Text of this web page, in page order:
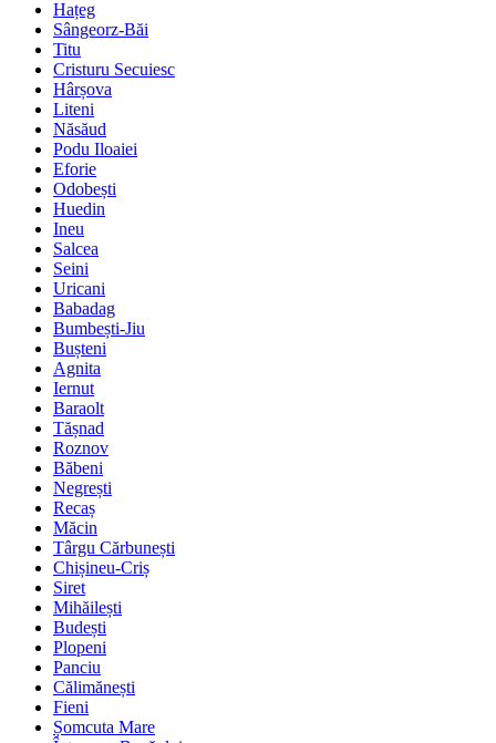
Hațeg
Sângeorz-Băi
Titu
Cristuru Secuiesc
Hârșova
Liteni
Năsăud
Podu Iloaiei
Eforie
Odobești
Huedin
Ineu
Salcea
Seini
Uricani
Babadag
Bumbești-Jiu
Bușteni
Agnita
Iernut
Baraolt
Tășnad
Roznov
Băbeni
Negrești
Recaș
Măcin
Târgu Cărbunești
Chișineu-Criș
Siret
Mihăilești
Budești
Plopeni
Panciu
Călimănești
Fieni
Șomcuta Mare